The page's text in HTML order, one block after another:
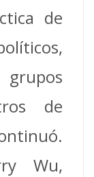
de
de
Wu,